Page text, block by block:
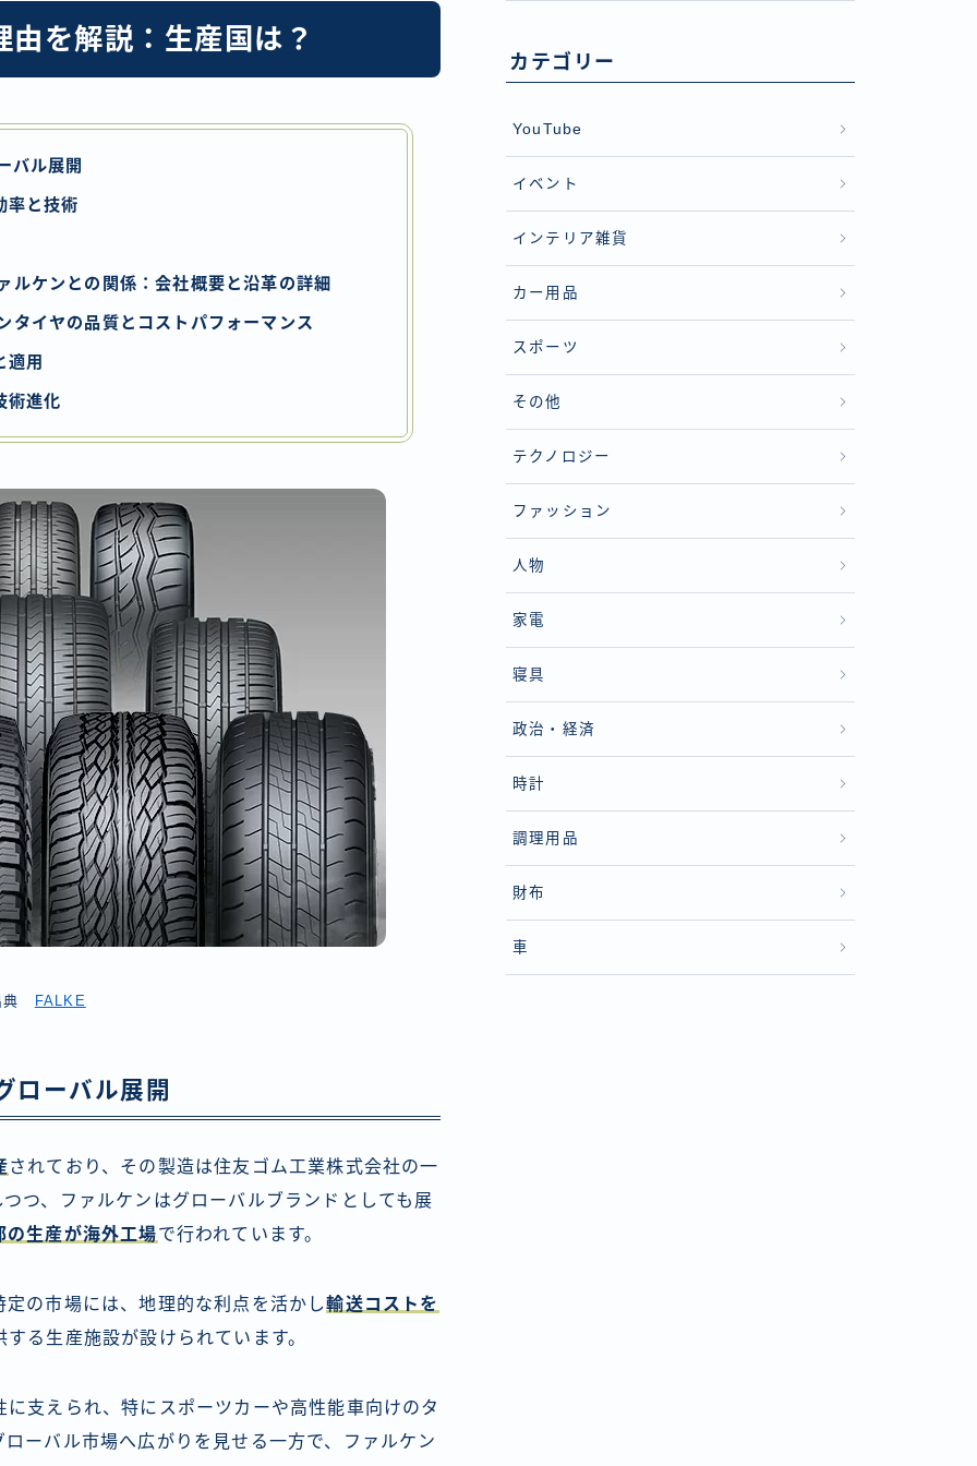
を解説：生産国は？
バル展開
率と技術
ルケンとの関係：会社概要と沿革の詳細
タイヤの品質とコストパフォーマンス
適用
術進化
典 FALKE
ローバル展開
されており、その製造は住友ゴム工業株式会社の一
つ、ファルケンはグローバルブランドとしても展
の生産が海外工場で行われています。
の市場には、地理的な利点を活かし輸送コストを
る生産施設が設けられています。
支えられ、特にスポーツカーや高性能車向けのタ
ーバル市場へ広がりを見せる一方で、ファルケン
カテゴリー
YouTube
イベント
インテリア雑貨
カー用品
スポーツ
その他
テクノロジー
ファッション
人物
家電
寝具
政治・経済
時計
調理用品
財布
車